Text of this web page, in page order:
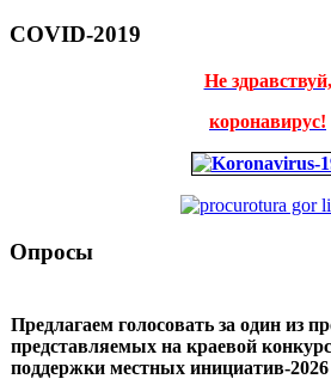
COVID-2019
Не здравствуй,
коронавирус!
Опросы
Предлагаем голосовать за один из
представляемых на краевой
поддержки местных инициатив-2026